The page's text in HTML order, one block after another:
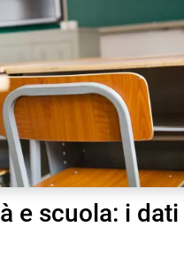
e scuola: i